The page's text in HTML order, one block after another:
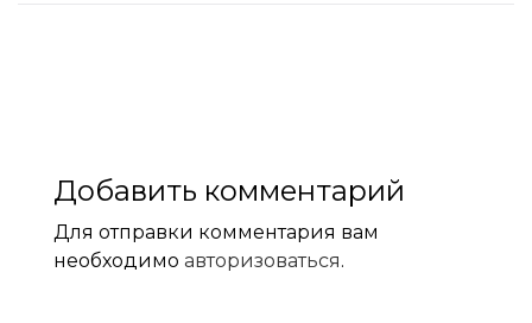
Добавить комментарий
Для отправки комментария вам
необходимо авторизоваться.